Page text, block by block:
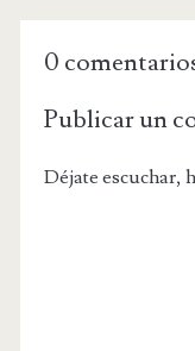
0
Publicar un
Déjate escuchar,